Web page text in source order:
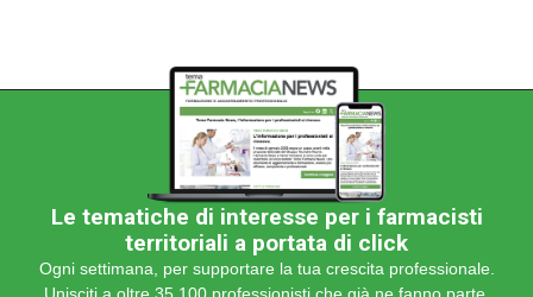
Le tematiche di interesse per i farmacisti
territoriali a portata di click
Ogni settimana, per supportare la tua crescita professionale.
Unisciti a oltre 35.100 professionisti che già ne fanno parte.